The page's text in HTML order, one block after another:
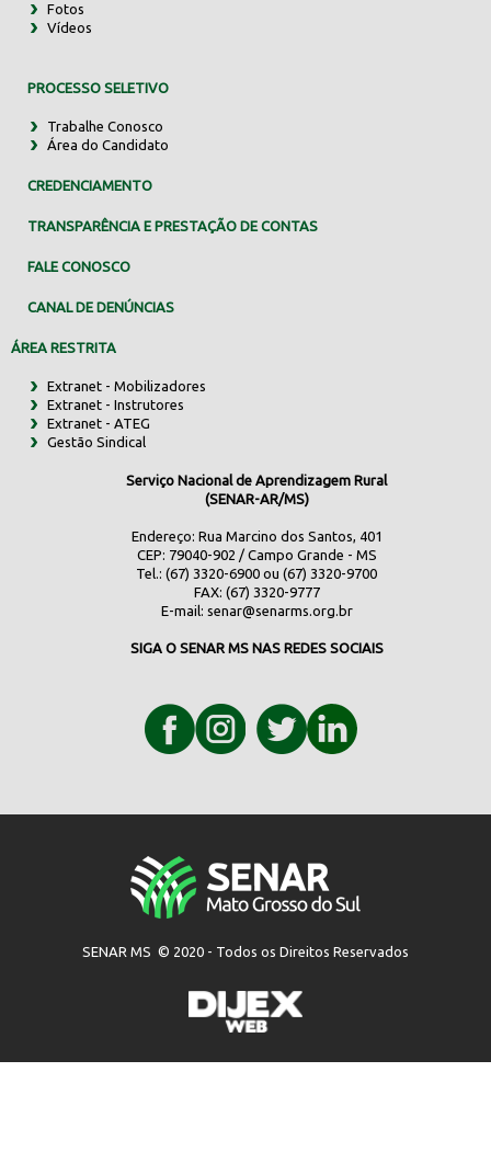
Fotos
Vídeos
PROCESSO SELETIVO
Trabalhe Conosco
Área do Candidato
CREDENCIAMENTO
TRANSPARÊNCIA E PRESTAÇÃO DE CONTAS
FALE CONOSCO
CANAL DE DENÚNCIAS
ÁREA RESTRITA
Extranet - Mobilizadores
Extranet - Instrutores
Extranet - ATEG
Gestão Sindical
Serviço Nacional de Aprendizagem Rural
(SENAR-AR/MS)
Endereço: Rua Marcino dos Santos, 401
CEP: 79040-902 / Campo Grande - MS
Tel.: (67) 3320-6900 ou (67) 3320-9700
FAX: (67) 3320-9777
E-mail: senar@senarms.org.br
SIGA O SENAR MS NAS REDES SOCIAIS
SENAR MS © 2020 - Todos os Direitos Reservados